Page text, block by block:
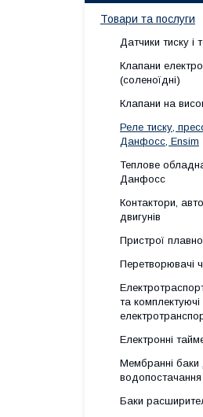
Товари та послуги
Датчики тиску і
Клапани
(соленоїдні)
Клапани на
Реле тиску,
Данфосс, Ensim
Теплове
Данфосс
Контактори,
двигунів
Пристрої
Перетворювачі
та
Електронні
Мембранні баки
водопостачання
Баки